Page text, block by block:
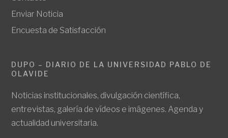
Enviar Noticia
Encuesta de Satisfacción
DUPO – DIARIO DE LA UNIVERSIDAD PABLO DE
OLAVIDE
Noticias institucionales, divulgación científica,
entrevistas, galería de vídeos e imágenes. Agenda y
actualidad universitaria.